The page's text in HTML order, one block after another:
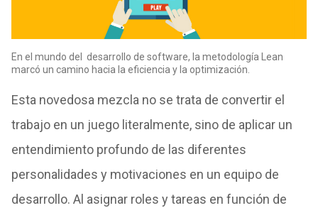
En el mundo del desarrollo de software, la metodología Lean
marcó un camino hacia la eficiencia y la optimización.
Esta novedosa mezcla no se trata de convertir el
trabajo en un juego literalmente, sino de aplicar un
entendimiento profundo de las diferentes
personalidades y motivaciones en un equipo de
desarrollo. Al asignar roles y tareas en función de